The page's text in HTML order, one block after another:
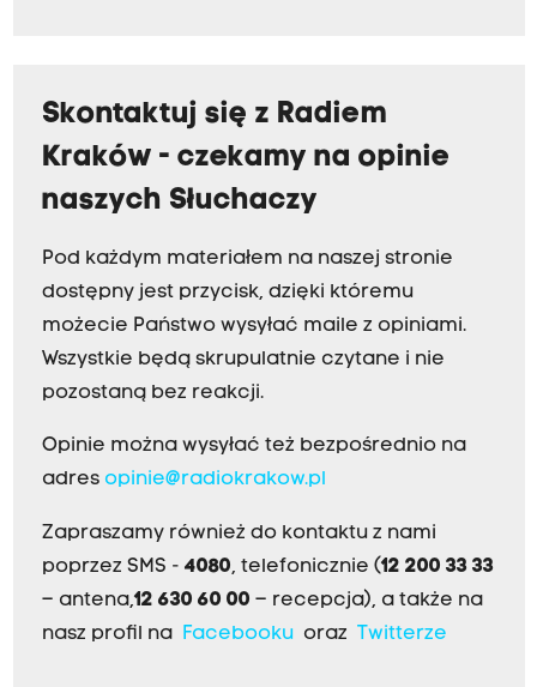
Skontaktuj się z Radiem
Kraków - czekamy na opinie
naszych Słuchaczy
Pod każdym materiałem na naszej stronie
dostępny jest przycisk, dzięki któremu
możecie Państwo wysyłać maile z opiniami.
Wszystkie będą skrupulatnie czytane i nie
pozostaną bez reakcji.
Opinie można wysyłać też bezpośrednio na
adres opinie@radiokrakow.pl
Zapraszamy również do kontaktu z nami
poprzez SMS - 4080, telefonicznie (12 200 33 33
– antena,12 630 60 00 – recepcja), a także na
nasz profil na
Facebookuoraz Twitterze